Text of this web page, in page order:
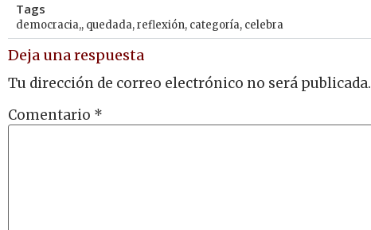
Tags
democracia,, quedada,reflexión, categoría, celebra
Deja una respuesta
Tu dirección de correo electrónico no será publicada.
Comentario *